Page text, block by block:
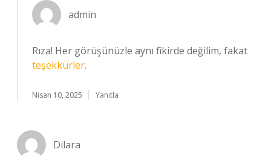
admin
Rıza! Her görüşünüzle aynı fikirde değilim, fakat
teşekkürler.
Nisan 10, 2025 Yanıtla
Dilara